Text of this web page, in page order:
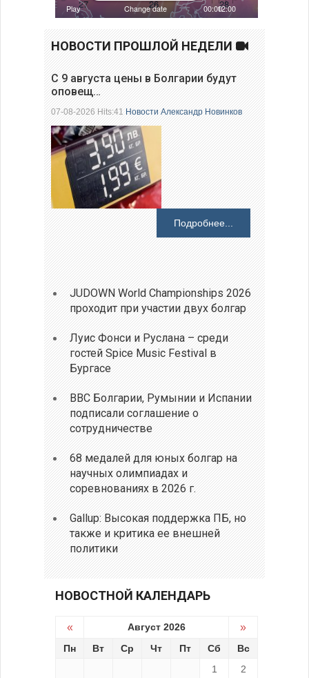
НОВОСТИ ПРОШЛОЙ НЕДЕЛИ
С 9 августа цены в Болгарии будут
оповещ…
07-08-2026 Hits:41Новости Александр Новинков
Подробнее...
JUDOWN World Championships 2026
проходит при участии двух болгар
Луис Фонси и Руслана – среди
гостей Spice Music Festival в
Бургасе
ВВС Болгарии, Румынии и Испании
подписали соглашение о
сотрудничестве
68 медалей для юных болгар на
научных олимпиадах и
соревнованиях в 2026 г.
Gallup: Высокая поддержка ПБ, но
также и критика ее внешней
политики
НОВОСТНОЙ КАЛЕНДАРЬ
« Август 2026 »
Пн Вт Ср Чт Пт Сб
Вс
1
2